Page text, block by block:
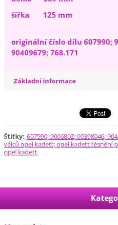
šířka 125 mm
originální číslo dílu 607990;
90409679; 768.171
Základní informace
Štítky: 607990; 9006802; 90398046;
válců opel kadett; opel kadett těsnění
opel kadett